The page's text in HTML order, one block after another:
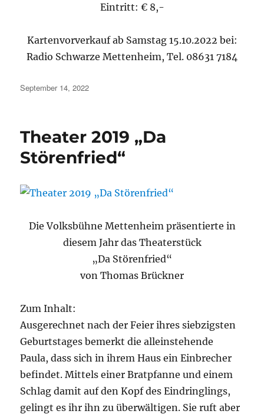
Eintritt: € 8,-
Kartenvorverkauf ab Samstag 15.10.2022 bei:
Radio Schwarze Mettenheim, Tel. 08631 7184
Veröffentlicht
September 14, 2022
Theater 2019 „Da
Störenfried“
Die Volksbühne Mettenheim präsentierte in
diesem Jahr das Theaterstück
„Da Störenfried“
von Thomas Brückner
Zum Inhalt:
Ausgerechnet nach der Feier ihres siebzigsten
Geburtstages bemerkt die alleinstehende
Paula, dass sich in ihrem Haus ein Einbrecher
befindet. Mittels einer Bratpfanne und einem
Schlag damit auf den Kopf des Eindringlings,
gelingt es ihr ihn zu überwältigen. Sie ruft aber